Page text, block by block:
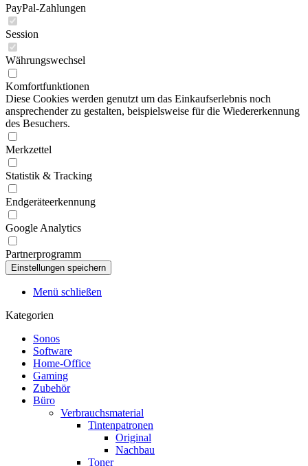
PayPal-Zahlungen
Session
Währungswechsel
Komfortfunktionen
Diese Cookies werden genutzt um das Einkaufserlebnis noch
ansprechender zu gestalten, beispielsweise für die Wiedererkennung
des Besuchers.
Merkzettel
Statistik & Tracking
Endgeräteerkennung
Google Analytics
Partnerprogramm
Menü schließen
Kategorien
Sonos
Software
Home-Office
Gaming
Zubehör
Büro
Verbrauchsmaterial
Tintenpatronen
Original
Nachbau
Toner